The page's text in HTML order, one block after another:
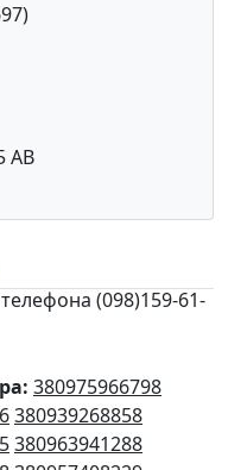
AB
(098)159-61-
380975966798
380939268858
380963941288